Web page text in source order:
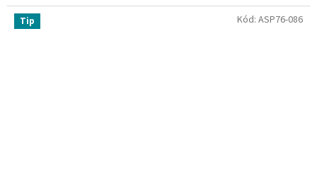
Tip Kód: ASP76-086